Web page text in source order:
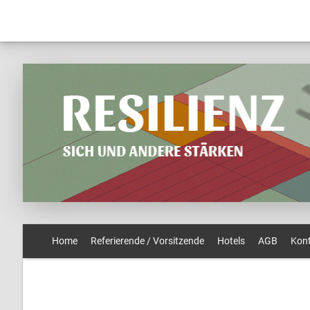
Home Referierende / Vorsitzende Hotels AGB